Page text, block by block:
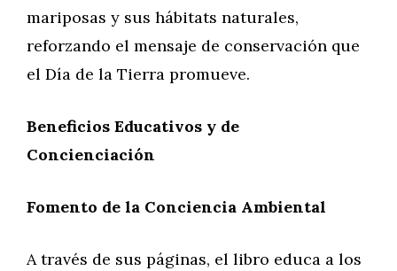
mariposas y sus hábitats naturales,
reforzando el mensaje de conservación que
el Día de la Tierra promueve.
Beneficios Educativos y de
Concienciación
Fomento de la Conciencia Ambiental
A través de sus páginas, el libro educa a los